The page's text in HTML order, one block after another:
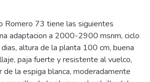
Romero 73 tiene las siguientes
adaptacion a 2000-2900 msnm, ciclo
altura de la planta 100 cm, buena
paja fuerte y resistente al vuelco,
de la espiga blanca, moderadamente